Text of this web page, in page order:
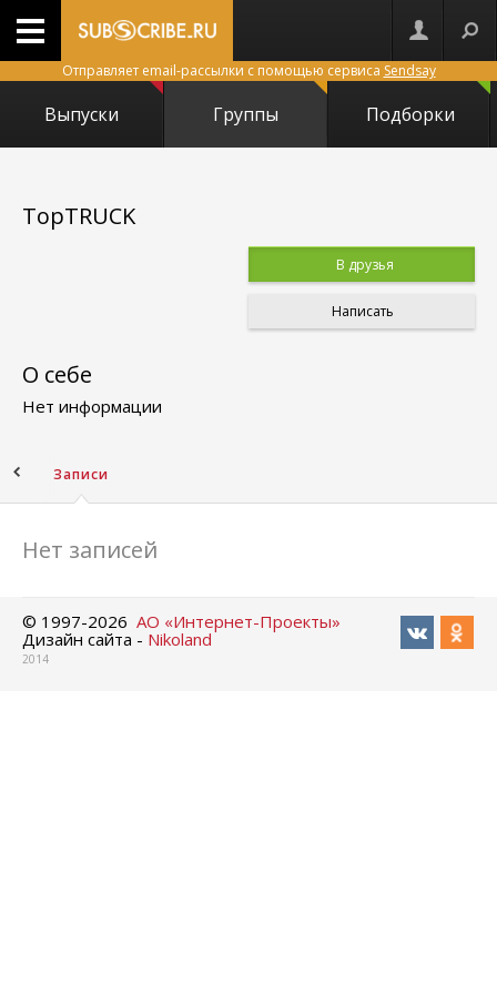
Отправляет email-рассылки с помощью сервиса Sendsay
Выпуски Группы Подборки
TopTRUCK
В друзья
Написать
О себе
Нет информации
Записи
Нет записей
© 1997-2026 АО «Интернет-Проекты»
Дизайн сайта - Nikoland
2014